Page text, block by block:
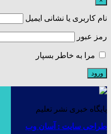
نام کاربری یا نشانی ایمیل
رمز عبور
مرا به خاطر بسپار
پایگاه خبری نشر تعلیم
طراحی سایت : آسان وب